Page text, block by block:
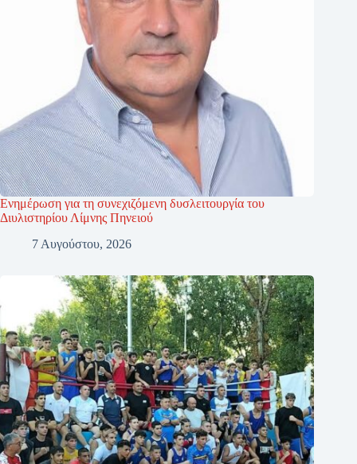
Ενημέρωση για τη συνεχιζόμενη δυσλειτουργία του
Διυλιστηρίου Λίμνης Πηνειού
7 Αυγούστου, 2026